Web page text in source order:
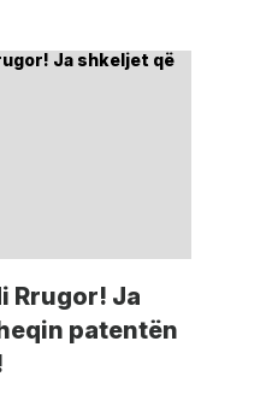
Rrugor! Ja
patentën